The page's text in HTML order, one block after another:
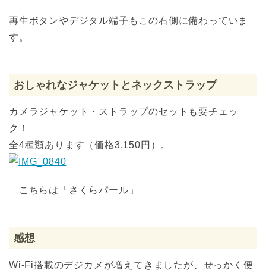
再生ボタンやデジタル端子もこの右側に備わっていま
す。
おしゃれなジャケットとネックストラップ
カメラジャケット・ストラップのセットも要チェッ
ク！
全4種類あります（価格3,150円）。
こちらは「さくらパール」
感想
Wi-Fi搭載のデジカメが増えてきましたが、せっかく便